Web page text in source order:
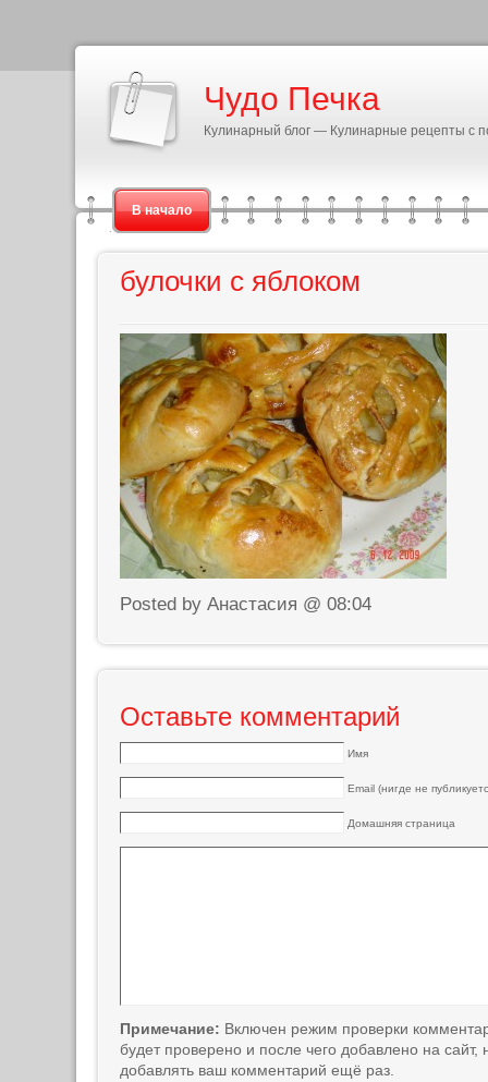
Чудо Печка
Кулинарный блог — Кулинарные рецепты с
В начало
булочки с яблоком
Posted by Анастасия @ 08:04
Оставьте комментарий
Имя
Email (нигде не
Домашняя страница
Примечание: Включен режим проверки
будет проверено и после чего добавлено на сайт,
добавлять ваш комментарий ещё раз.